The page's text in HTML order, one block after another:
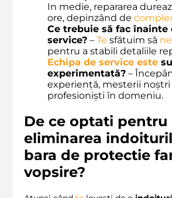
In medie, repararea
ore, depinzând de
Ce trebuie să fac înainte
service? – Te sfătuim să ne
pentru a stabili detaliile
Echipa de service este
experimentată? –
experiență, mesterii
profesioniști în domeniu.
De ce optati pentru
eliminarea
bara de protectie
vopsire?